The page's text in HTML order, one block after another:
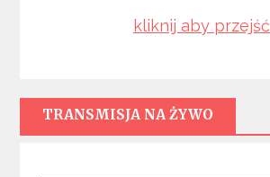
kliknij aby przejść
TRANSMISJA NA ŻYWO